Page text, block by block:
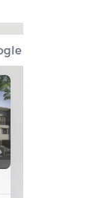
Map